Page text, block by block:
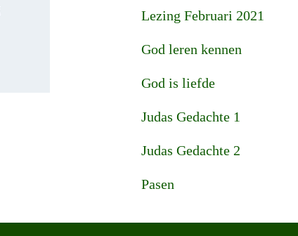
Lezing Februari 2021
God leren kennen
God is liefde
Judas Gedachte 1
Judas Gedachte 2
Pasen